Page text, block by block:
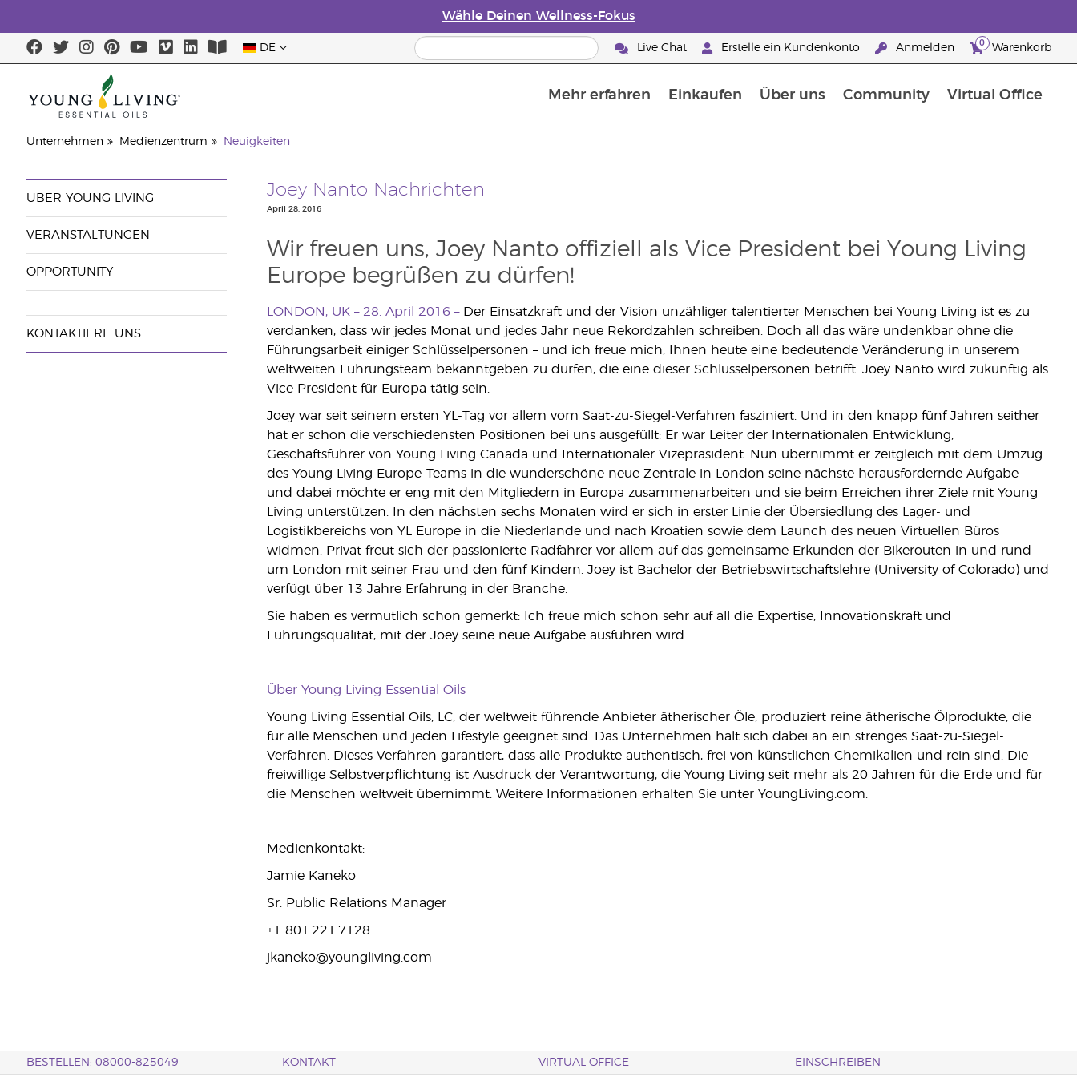
Wähle Deinen Wellness-Fokus
DE Live Chat Erstelle ein Kundenkonto Anmelden 0 Warenkorb
Mehr erfahren Einkaufen Über uns Community Virtual Office
Unternehmen Medienzentrum Neuigkeiten
ÜBER YOUNG LIVING
VERANSTALTUNGEN
OPPORTUNITY
KONTAKTIERE UNS
Joey Nanto Nachrichten
April 28, 2016
Wir freuen uns, Joey Nanto offiziell als Vice President bei Young Living
Europe begrüßen zu dürfen!
LONDON, UK – 28. April 2016 –Der Einsatzkraft und der Vision unzähliger talentierter Menschen bei Young Living ist es zu
verdanken, dass wir jedes Monat und jedes Jahr neue Rekordzahlen schreiben. Doch all das wäre undenkbar ohne die
Führungsarbeit einiger Schlüsselpersonen – und ich freue mich, Ihnen heute eine bedeutende Veränderung in unserem
weltweiten Führungsteam bekanntgeben zu dürfen, die eine dieser Schlüsselpersonen betrifft: Joey Nanto wird zukünftig als
Vice President für Europa tätig sein.
Joey war seit seinem ersten YL-Tag vor allem vom Saat-zu-Siegel-Verfahren fasziniert. Und in den knapp fünf Jahren seither
hat er schon die verschiedensten Positionen bei uns ausgefüllt: Er war Leiter der Internationalen Entwicklung,
Geschäftsführer von Young Living Canada und Internationaler Vizepräsident. Nun übernimmt er zeitgleich mit dem Umzug
des Young Living Europe-Teams in die wunderschöne neue Zentrale in London seine nächste herausfordernde Aufgabe –
und dabei möchte er eng mit den Mitgliedern in Europa zusammenarbeiten und sie beim Erreichen ihrer Ziele mit Young
Living unterstützen. In den nächsten sechs Monaten wird er sich in erster Linie der Übersiedlung des Lager- und
Logistikbereichs von YL Europe in die Niederlande und nach Kroatien sowie dem Launch des neuen Virtuellen Büros
widmen. Privat freut sich der passionierte Radfahrer vor allem auf das gemeinsame Erkunden der Bikerouten in und rund
um London mit seiner Frau und den fünf Kindern. Joey ist Bachelor der Betriebswirtschaftslehre (University of Colorado) und
verfügt über 13 Jahre Erfahrung in der Branche.
Sie haben es vermutlich schon gemerkt: Ich freue mich schon sehr auf all die Expertise, Innovationskraft und
Führungsqualität, mit der Joey seine neue Aufgabe ausführen wird.
Über Young Living Essential Oils
Young Living Essential Oils, LC, der weltweit führende Anbieter ätherischer Öle, produziert reine ätherische Ölprodukte, die
für alle Menschen und jeden Lifestyle geeignet sind. Das Unternehmen hält sich dabei an ein strenges Saat-zu-Siegel-
Verfahren. Dieses Verfahren garantiert, dass alle Produkte authentisch, frei von künstlichen Chemikalien und rein sind. Die
freiwillige Selbstverpflichtung ist Ausdruck der Verantwortung, die Young Living seit mehr als 20 Jahren für die Erde und für
die Menschen weltweit übernimmt. Weitere Informationen erhalten Sie unter YoungLiving.com.
Medienkontakt:
Jamie Kaneko
Sr. Public Relations Manager
+1 801.221.7128
jkaneko@youngliving.com
BESTELLEN: 08000-825049 KONTAKT VIRTUAL OFFICE EINSCHREIBEN